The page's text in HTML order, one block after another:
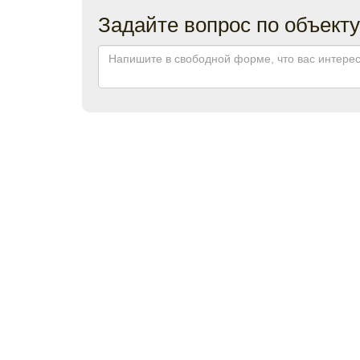
Задайте вопрос по